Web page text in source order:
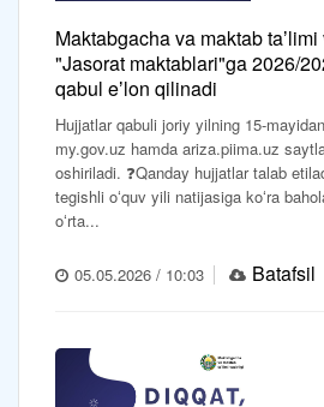
Maktabgacha va maktab
"Jasorat maktablari"ga 2026/
qabul eʼlon qilinadi
Hujjatlar qabuli joriy yilning 15-
my.gov.uz hamda ariza.piima.uz
oshiriladi. ❓Qanday hujjatlar talab
tegishli oʻquv yili natijasiga koʻra
oʻrta...
05.05.2026 / 10:03 Batafsil